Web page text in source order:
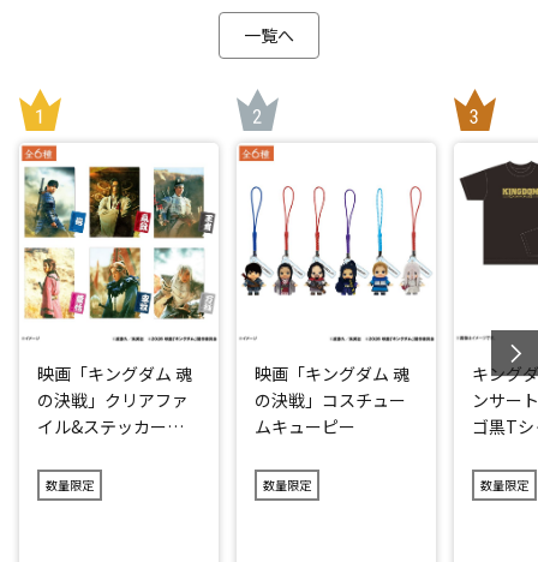
一覧へ
映画「キングダム 魂
の決戦」クリアファ
イル&ステッカーセ
数量限定
映画「キングダム 魂
の決戦」コスチュー
ムキューピー
数量限定
キング
ンサー
ゴ黒T
数量限定